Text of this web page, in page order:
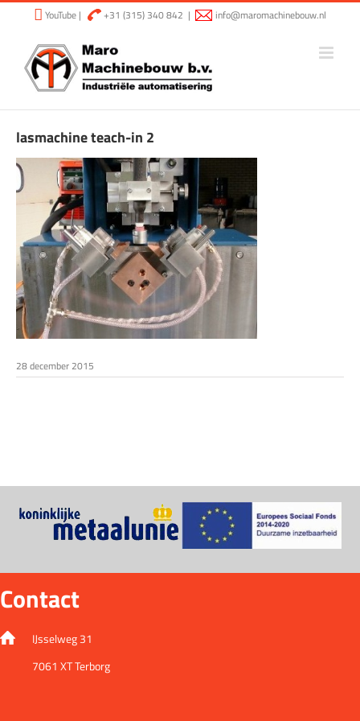
Ga
YouTube | +31 (315) 340 842 | info@maromachinebouw.nl
lasmachine teach-in 2
28 december 2015
Contact
IJsselweg 31
7061 XT Terborg